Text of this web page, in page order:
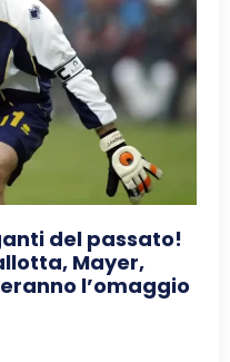
del passato!
Mayer,
l’omaggio